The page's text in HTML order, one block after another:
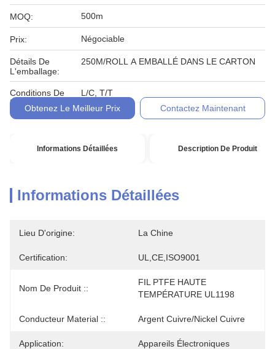
MOQ: 500m
Prix: Négociable
Détails De
L'emballage:
250M/ROLL A EMBALLÉ DANS LE CARTON
Conditions De
Paiement:
L/C, T/T
Obtenez Le Meilleur Prix
Contactez Maintenant
Informations Détaillées Description De Produit
Informations Détaillées
Lieu D'origine: La Chine
Certification: UL,CE,ISO9001
Nom De Produit ::
FIL PTFE HAUTE
TEMPÉRATURE UL1198
Conducteur Material :: Argent Cuivre/Nickel Cuivre
Application: Appareils Électroniques